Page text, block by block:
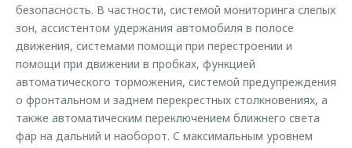
безопасность. В частности, системой мониторинга слепых
зон, ассистентом удержания автомобиля в полосе
движения, системами помощи при перестроении и
помощи при движении в пробках, функцией
автоматического торможения, системой предупреждения
о фронтальном и заднем перекрестных столкновениях, а
также автоматическим переключением ближнего света
фар на дальний и наоборот. С максимальным уровнем